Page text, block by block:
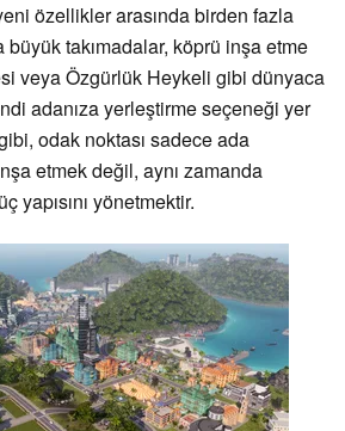
yeni özellikler arasında birden fazla
takımadalar, köprü inşa etme
veya Özgürlük Heykeli gibi dünyaca
adanıza yerleştirme seçeneği yer
odak noktası sadece ada
etmek değil, aynı zamanda
yapısını yönetmektir.